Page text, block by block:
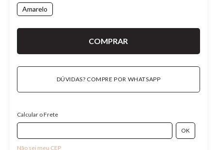
Amarelo
DÚVIDAS? COMPRE POR WHATSAPP
Calcular o Frete
Não sei meu CEP